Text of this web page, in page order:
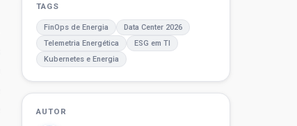
TAGS
FinOps de Energia
Data Center 2026
Telemetria Energética
ESG em TI
Kubernetes e Energia
AUTOR